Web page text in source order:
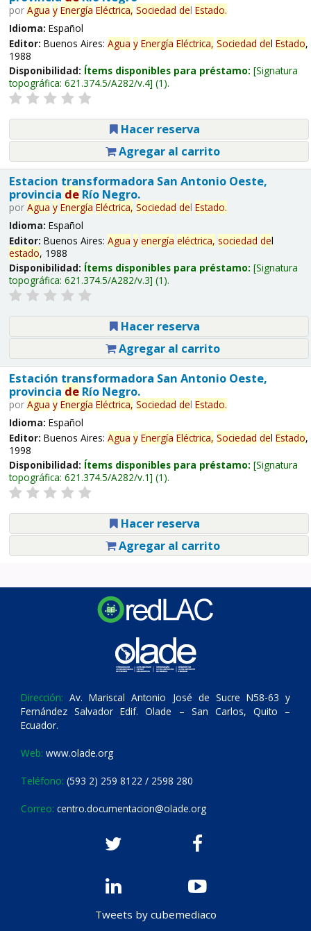
por Agua y Energía Eléctrica, Sociedad del Estado.
Idioma: Español
Editor: Buenos Aires: Agua y Energía Eléctrica, Sociedad del Estado,
1988
Disponibilidad: Ítems disponibles para préstamo: Signatura
topográfica: 621.374.5/A282/v.4 (1).
Hacer reserva
Agregar al carrito
Estacion transformadora San Antonio Oeste,
provincia deRío Negro.
por Agua y Energía Eléctrica, Sociedad del Estado.
Idioma: Español
Editor: Buenos Aires: Agua y energía eléctrica, sociedad del
estado, 1988
Disponibilidad: Ítems disponibles para préstamo: Signatura
topográfica: 621.374.5/A282/v.3 (1).
Hacer reserva
Agregar al carrito
Estación transformadora San Antonio Oeste,
provincia deRío Negro.
por Agua y Energía Eléctrica, Sociedad del Estado.
Idioma: Español
Editor: Buenos Aires: Agua y Energía Eléctrica, Sociedad del Estado,
1998
Disponibilidad: Ítems disponibles para préstamo: Signatura
topográfica: 621.374.5/A282/v.1 (1).
Hacer reserva
Agregar al carrito
Dirección: Av. Mariscal Antonio José de Sucre N58-63 y
Fernández Salvador Edif. Olade – San Carlos, Quito –
Ecuador.
Web: www.olade.org
Teléfono: (593 2) 259 8122 / 2598 280
Correo: centro.documentacion@olade.org
Tweets by cubemediaco